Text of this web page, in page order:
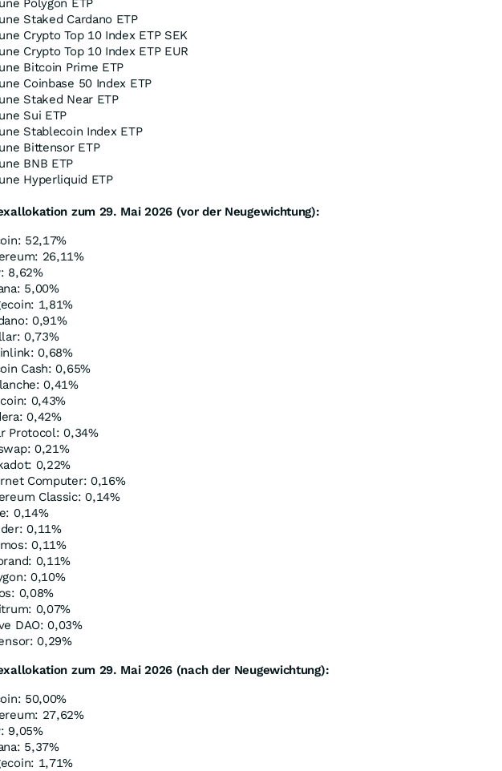
Polygon ETP
Staked Cardano ETP
Crypto Top 10 Index ETP SEK
Crypto Top 10 Index ETP EUR
Bitcoin Prime ETP
Coinbase 50 Index ETP
Staked Near ETP
Sui ETP
Stablecoin Index ETP
Bittensor ETP
BNB ETP
Hyperliquid ETP
zum 29. Mai 2026 (vor der Neugewichtung):
52,17%
26,11%
8,62%
5,00%
1,81%
0,91%
0,73%
0,68%
Cash: 0,65%
0,41%
0,43%
0,42%
Protocol: 0,34%
0,21%
0,22%
Computer: 0,16%
Classic: 0,14%
0,14%
0,11%
0,11%
0,11%
0,10%
0,08%
0,07%
DAO: 0,03%
0,29%
zum 29. Mai 2026 (nach der Neugewichtung):
50,00%
27,62%
9,05%
5,37%
1,71%